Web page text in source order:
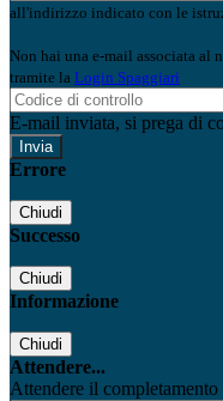
all'indirizzo indicato con le
Non hai una e-mail associata al
tramite la Login Spaggiari
E-mail inviata, si prega di
Errore
Chiudi
Successo
Chiudi
Informazione
Chiudi
Attendere...
Attendere il